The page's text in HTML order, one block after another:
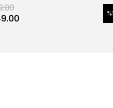
%